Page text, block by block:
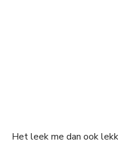
Het leek me dan ook